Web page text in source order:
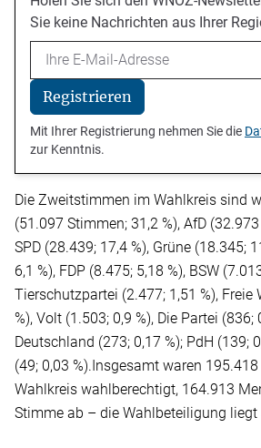
Sie keine Nachrichten aus Ihrer
Email
Registrieren
Mit Ihrer Registrierung nehmen Sie die
zur Kenntnis.
Die Zweitstimmen im Wahlkreis sind
(51.097 Stimmen; 31,2 %), AfD
SPD (28.439; 17,4 %), Grüne (18.345;
6,1 %), FDP (8.475; 5,18 %), BSW
Tierschutzpartei (2.477; 1,51 %), Freie
%), Volt (1.503; 0,9 %), Die Partei (836;
Deutschland (273; 0,17 %); PdH (139;
(49; 0,03 %).Insgesamt waren
Wahlkreis wahlberechtigt, 164.913
Stimme ab – die Wahlbeteiligung liegt